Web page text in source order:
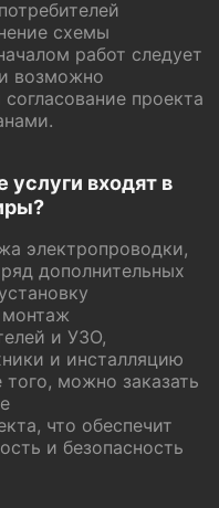
схемы
работ следует
возможно
проекта
входят в
электропроводки,
дополнительных
монтаж
и УЗО,
и инсталляцию
можно заказать
что обеспечит
и безопасность